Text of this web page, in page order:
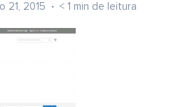
21, 2015 < 1 min de leitura